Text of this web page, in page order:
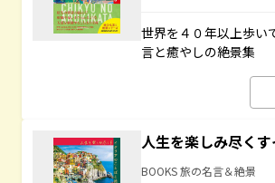
世界を４０年以上歩い
言と癒やしの絶景集
人生を楽しみ尽く
BOOKS 旅の名言＆絶景